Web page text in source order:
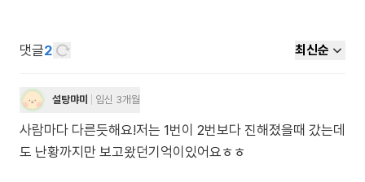
댓글2 최신순
설탕먀미 임신 3개월
사람마다 다른듯해요!저는 1번이 2번보다 진해졌을때 갔는데
도 난황까지만 보고왔던기억이있어요ㅎㅎ